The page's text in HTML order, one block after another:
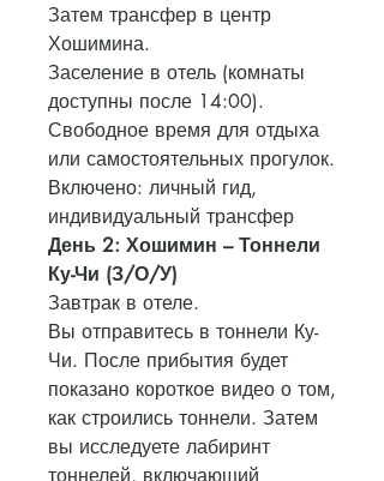
Затем трансфер в центр
Хошимина.
Заселение в отель (комнаты
доступны после 14:00).
Свободное время для отдыха
или самостоятельных прогулок.
Включено: личный гид,
индивидуальный трансфер
День 2: Хошимин – Тоннели
Ку-Чи (З/О/У)
Завтрак в отеле.
Вы отправитесь в тоннели Ку-
Чи. После прибытия будет
показано короткое видео о том,
как строились тоннели. Затем
вы исследуете лабиринт
тоннелей, включающий